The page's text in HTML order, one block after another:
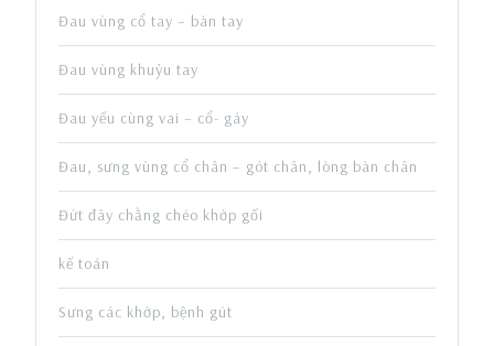
Đau vùng cổ tay – bàn tay
Đau vùng khuỷu tay
Đau yếu cùng vai – cổ- gáy
Đau, sưng vùng cổ chân – gót chân, lòng bàn chân
Đứt đây chằng chéo khớp gối
kế toán
Sưng các khớp, bệnh gút